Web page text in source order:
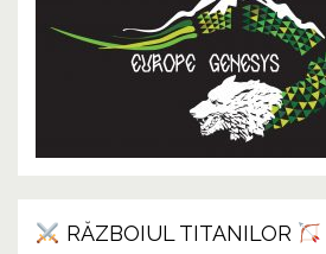
RĂZBOIUL TITANILOR